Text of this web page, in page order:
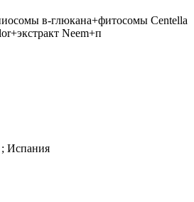
в-глюкана+фитосомы Centella
Neem+п
; Испания